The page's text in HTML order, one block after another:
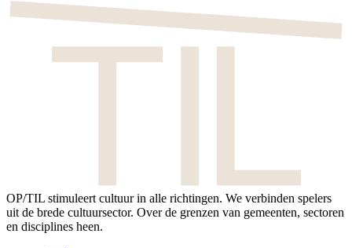
OP/TIL stimuleert cultuur in alle richtingen. We verbinden spelers
uit de brede cultuursector. Over de grenzen van gemeenten, sectoren
en disciplines heen.